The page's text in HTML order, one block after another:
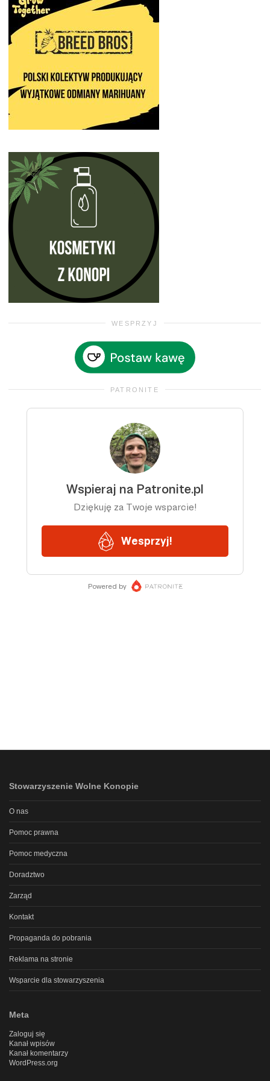
WESPRZYJ
PATRONITE
Stowarzyszenie Wolne Konopie
O nas
Pomoc prawna
Pomoc medyczna
Doradztwo
Zarząd
Kontakt
Propaganda do pobrania
Reklama na stronie
Wsparcie dla stowarzyszenia
Meta
Zaloguj się
Kanał wpisów
Kanał komentarzy
WordPress.org